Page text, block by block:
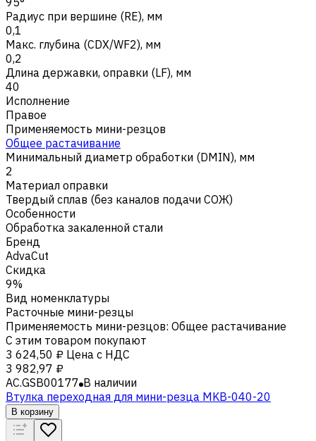
Радиус при вершине (RE), мм
0,1
Макс. глубина (CDX/WF2), мм
0,2
Длина державки, оправки (LF), мм
40
Исполнение
Правое
Применяемость мини-резцов
Общее растачивание
Минимальный диаметр обработки (DMIN), мм
2
Материал оправки
Твердый сплав (без каналов подачи СОЖ)
Особенности
Обработка закаленной стали
Бренд
AdvaCut
Скидка
9%
Вид номенклатуры
Расточные мини-резцы
Применяемость мини-резцов: Общее растачивание
С этим товаром покупают
3 624,50 ₽ Цена с НДС
3 982,97 ₽
AC.GSB00177 В наличии
Втулка переходная для мини-резца MKB-040-20
В корзину